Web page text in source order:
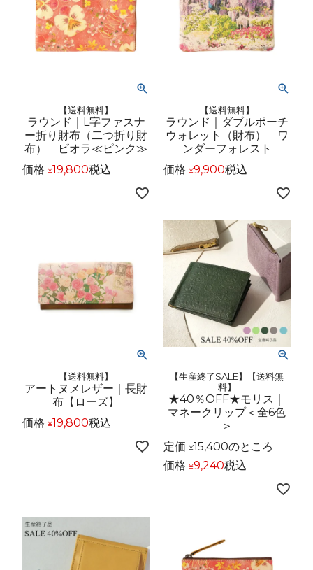
【送料無料】
ラウンド｜L字ファスナ
ー折り財布（二つ折り財
布） ビオラ≪ピンク≫
価格 ¥19,800税込
【送料無料】
ラウンド｜ダブルポーチ
ウォレット（財布） ワ
ンダーフォレスト
価格 ¥9,900税込
【送料無料】
アートヌメレザー｜長財
布【ローズ】
価格 ¥19,800税込
【生産終了SALE】【送料無
料】
★40％OFF★モリス｜
マネークリップ＜全6色
＞
定価 ¥15,400のところ
価格 ¥9,240税込